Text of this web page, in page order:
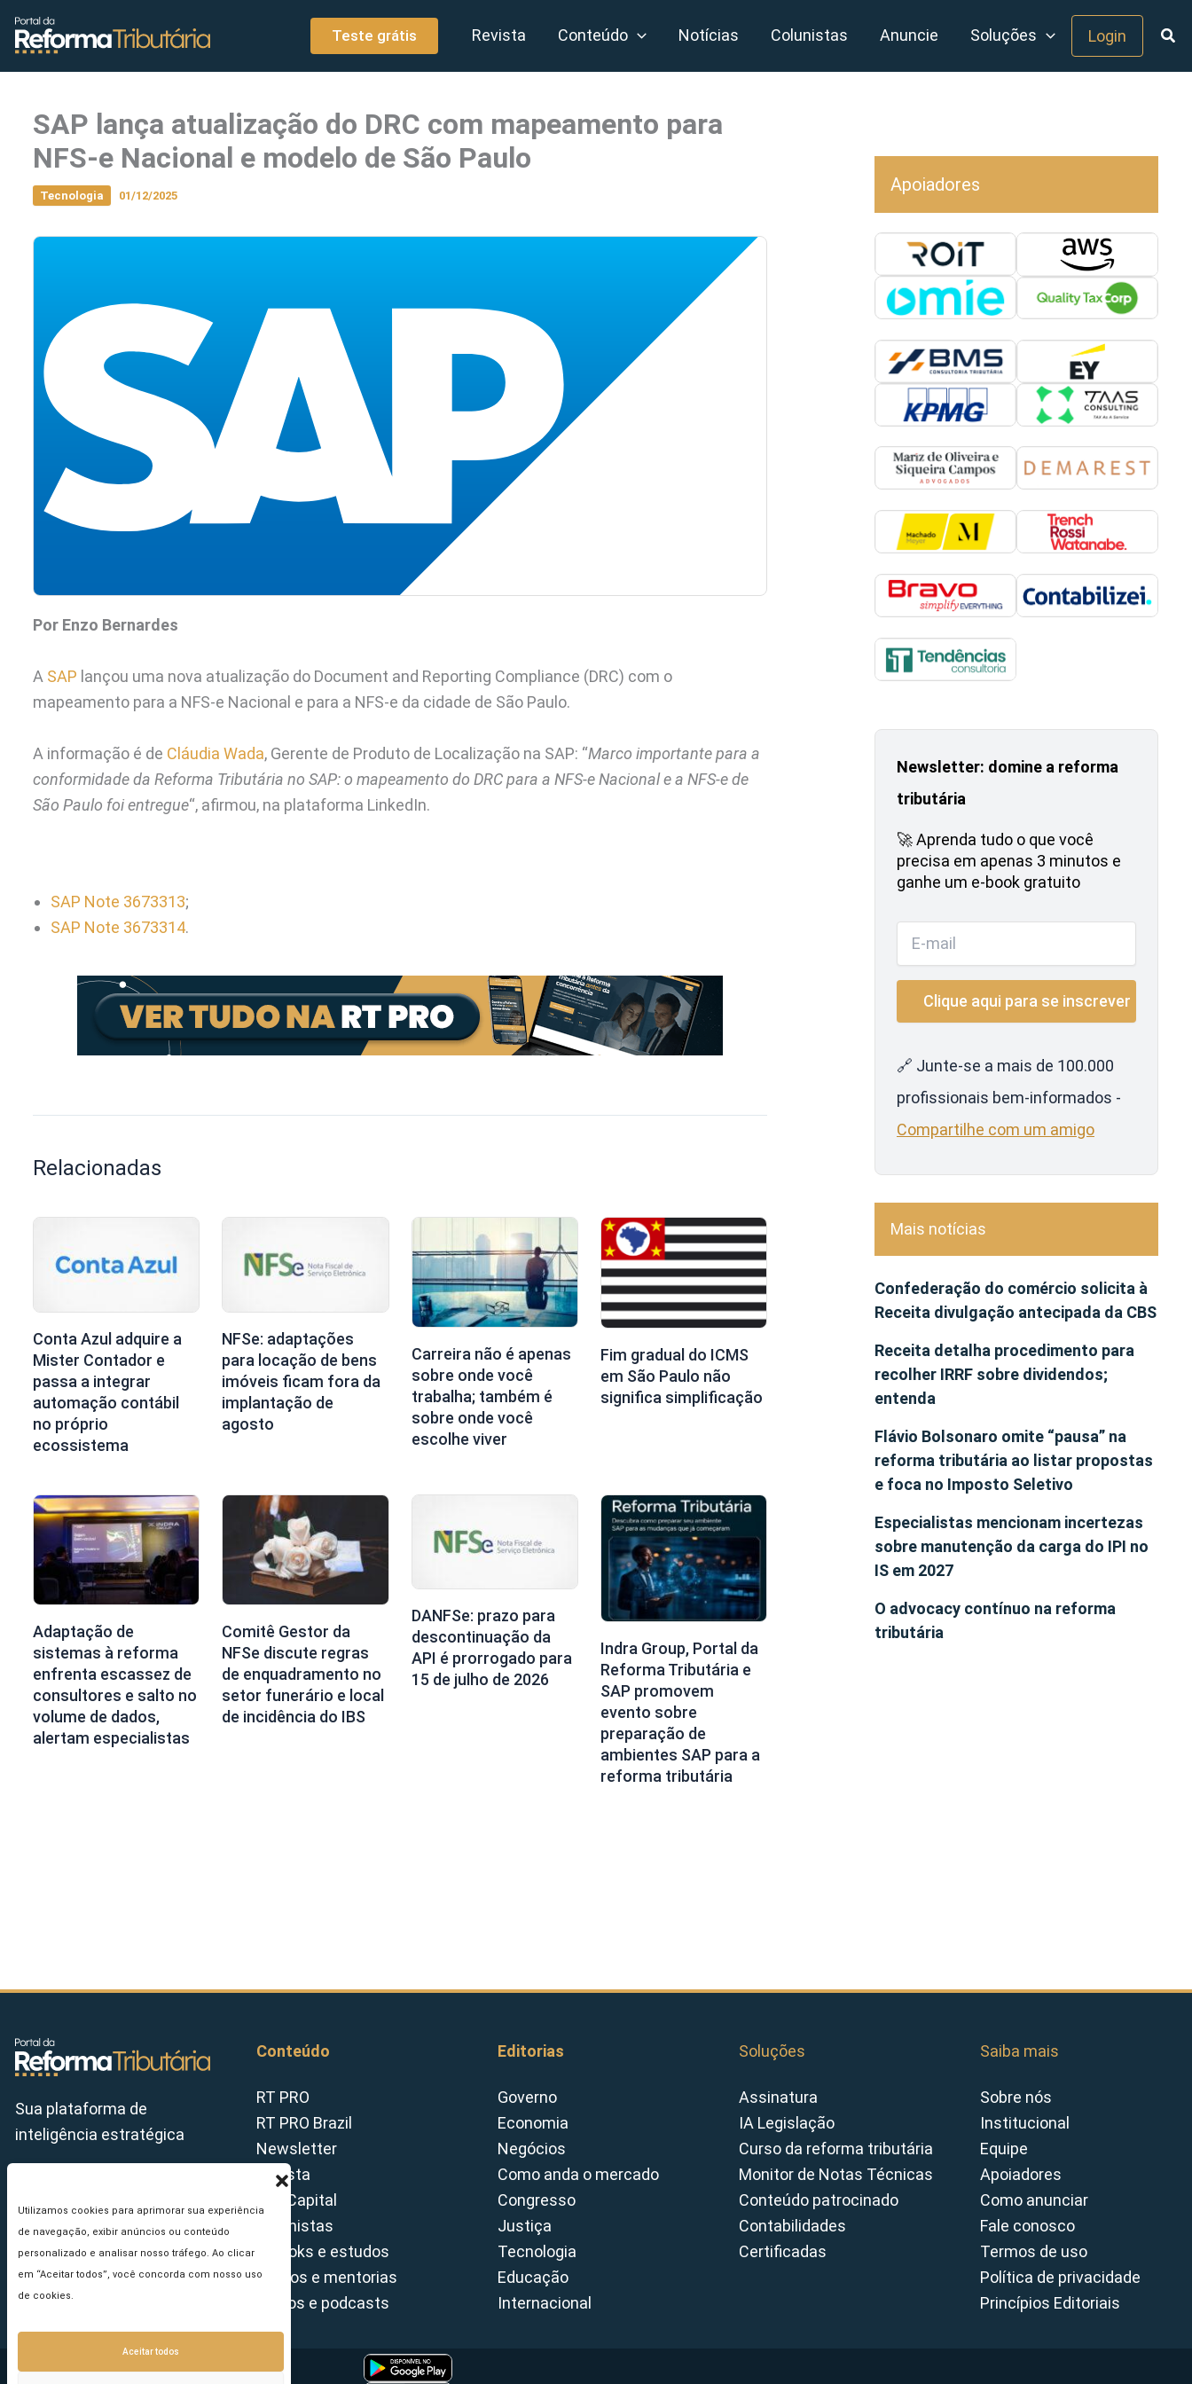
Utilizamos cookies para aprimorar sua experiência
de navegação, exibir anúncios ou conteúdo
personalizado e analisar nosso tráfego. Ao clicar
em “Aceitar todos”, você concorda com nosso uso
de cookies.
Aceitar todos
conteúdo
Teste grátis Revista Conteúdo Notícias Colunistas Anuncie Soluções Login
SAP lança atualização do DRC com mapeamento para
NFS-e Nacional e modelo de São Paulo
Tecnologia 01/12/2025
Por Enzo Bernardes
A SAP lançou uma nova atualização do Document and Reporting Compliance (DRC) com o
mapeamento para a NFS-e Nacional e para a NFS-e da cidade de São Paulo.
A informação é de Cláudia Wada, Gerente de Produto de Localização na SAP: “Marco importante para a
conformidade da Reforma Tributária no SAP: o mapeamento do DRC para a NFS-e Nacional e a NFS-e de
São Paulo foi entregue“, afirmou, na plataforma LinkedIn.
SAP Note 3673313;
SAP Note 3673314.
Relacionadas
Conta Azul adquire a
Mister Contador e
passa a integrar
automação contábil
no próprio
ecossistema
NFSe: adaptações
para locação de bens
imóveis ficam fora da
implantação de
agosto
Carreira não é apenas
sobre onde você
trabalha; também é
sobre onde você
escolhe viver
Fim gradual do ICMS
em São Paulo não
significa simplificação
Adaptação de
sistemas à reforma
enfrenta escassez de
consultores e salto no
volume de dados,
alertam especialistas
Comitê Gestor da
NFSe discute regras
de enquadramento no
setor funerário e local
de incidência do IBS
DANFSe: prazo para
descontinuação da
API é prorrogado para
15 de julho de 2026
Indra Group, Portal da
Reforma Tributária e
SAP promovem
evento sobre
preparação de
ambientes SAP para a
reforma tributária
Apoiadores
Newsletter: domine a reforma
tributária
🚀 Aprenda tudo o que você
precisa em apenas 3 minutos e
ganhe um e-book gratuito
🔗 Junte-se a mais de 100.000
profissionais bem-informados -
Compartilhe com um amigo
Mais notícias
Confederação do comércio solicita à
Receita divulgação antecipada da CBS
Receita detalha procedimento para
recolher IRRF sobre dividendos;
entenda
Flávio Bolsonaro omite “pausa” na
reforma tributária ao listar propostas
e foca no Imposto Seletivo
Especialistas mencionam incertezas
sobre manutenção da carga do IPI no
IS em 2027
O advocacy contínuo na reforma
tributária
Sua plataforma de
inteligência estratégica
Conteúdo
RT PRO
RT PRO Brazil
Newsletter
Revista
Tax Capital
Colunistas
E-books e estudos
Cursos e mentorias
Vídeos e podcasts
Editorias
Governo
Economia
Negócios
Como anda o mercado
Congresso
Justiça
Tecnologia
Educação
Internacional
Soluções
Assinatura
IA Legislação
Curso da reforma tributária
Monitor de Notas Técnicas
Conteúdo patrocinado
Contabilidades
Certificadas
Saiba mais
Sobre nós
Institucional
Equipe
Apoiadores
Como anunciar
Fale conosco
Termos de uso
Política de privacidade
Princípios Editoriais